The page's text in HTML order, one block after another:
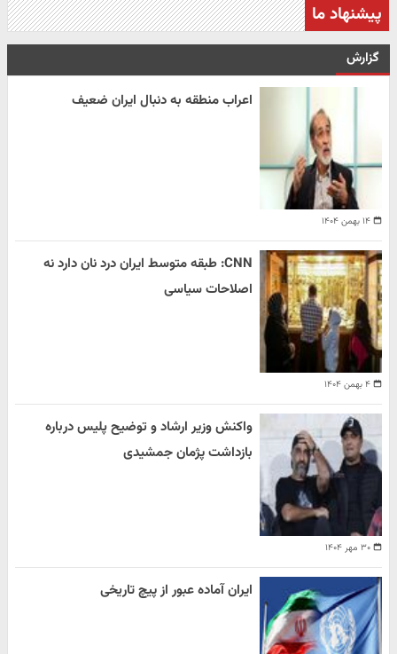
پیشنهاد ما
گزارش
۱۴ بهمن ۱۴۰۴
اعراب منطقه به دنبال ایران ضعیف
۴ بهمن ۱۴۰۴
CNN: طبقه متوسط ایران درد نان دارد نه
اصلاحات سیاسی
۳۰ مهر ۱۴۰۴
واکنش وزیر ارشاد و توضیح پلیس درباره
بازداشت پژمان جمشیدی
ایران آماده عبور از پیچ تاریخی